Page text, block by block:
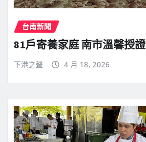
台南新聞
81戶寄養家庭 南市溫馨授證
下港之聲 4 月 18, 2026